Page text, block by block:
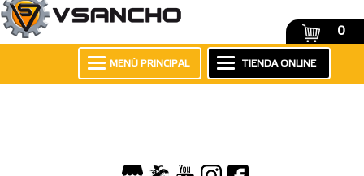
0
TIENDA ONLINE
MENÚ PRINCIPAL